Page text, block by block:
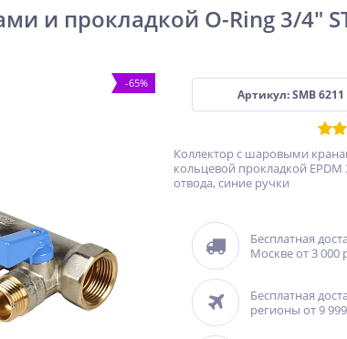
и прокладкой O-Ring 3/4"
-65%
Артикул: SMB 6211
Коллектор с шаровыми
кольцевой прокладкой EPDM
отвода, синие ручки
Бесплатная
Москве от 3 000
Бесплатная
регионы от 9